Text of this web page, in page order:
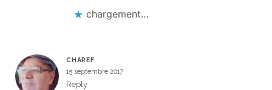
chargement…
CHAREF
15 septembre 2017
Reply